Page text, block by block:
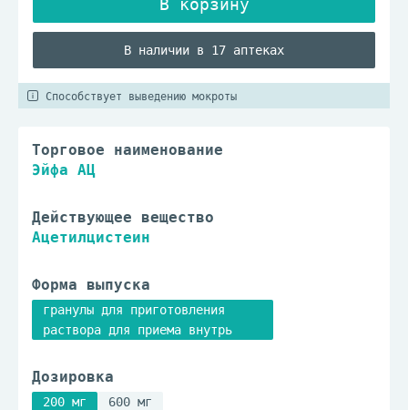
В наличии в 17 аптеках
Способствует выведению мокроты
Торговое наименование
Эйфа АЦ
Действующее вещество
Ацетилцистеин
Форма выпуска
гранулы для приготовления
раствора для приема внутрь
Дозировка
200 мг 600 мг